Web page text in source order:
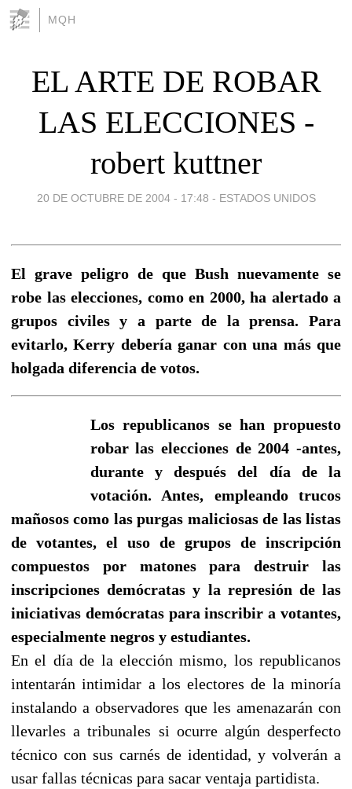
MQH
EL ARTE DE ROBAR
LAS ELECCIONES -
robert kuttner
20 DE OCTUBRE DE 2004 - 17:48 - ESTADOS UNIDOS
El grave peligro de que Bush nuevamente se
robe las elecciones, como en 2000, ha alertado a
grupos civiles y a parte de la prensa. Para
evitarlo, Kerry debería ganar con una más que
holgada diferencia de votos.
Los republicanos se han propuesto
robar las elecciones de 2004 -antes,
durante y después del día de la
votación. Antes, empleando trucos
mañosos como las purgas maliciosas de las listas
de votantes, el uso de grupos de inscripción
compuestos por matones para destruir las
inscripciones demócratas y la represión de las
iniciativas demócratas para inscribir a votantes,
especialmente negros y estudiantes.
En el día de la elección mismo, los republicanos
intentarán intimidar a los electores de la minoría
instalando a observadores que les amenazarán con
llevarles a tribunales si ocurre algún desperfecto
técnico con sus carnés de identidad, y volverán a
usar fallas técnicas para sacar ventaja partidista.